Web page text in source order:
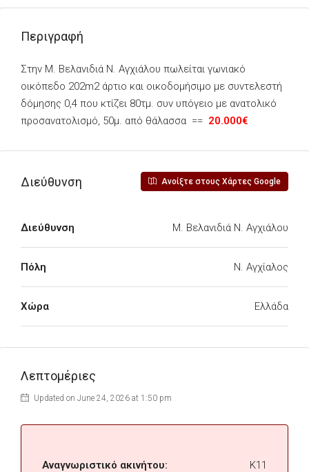
Περιγραφή
Στην Μ. Βελανιδιά Ν. Αγχιάλου πωλείται γωνιακό
οικόπεδο 202m2 άρτιο και οικοδομήσιμο με συντελεστή
δόμησης 0,4 που κτίζει 80τμ. συν υπόγειο με ανατολικό
προσανατολισμό, 50μ. από θάλασσα == 20.000€
Διεύθυνση Ανοίξτε στους Χάρτες Google
Διεύθυνση Μ. Βελανιδιά Ν. Αγχιάλου
Πόλη Ν. Αγχίαλος
Χώρα Ελλάδα
Λεπτομέριες
Updated on June 24, 2026 at 1:50 pm
Αναγνωριστικό ακινήτου: K11